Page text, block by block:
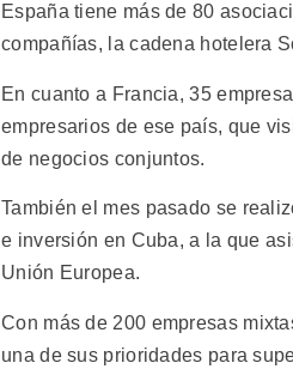
España tiene más de 80
compañías, la cadena hotelera
En cuanto a Francia, 35
empresarios de ese país, que
de negocios conjuntos.
También el mes pasado se
e inversión en Cuba, a la que
Unión Europea.
Con más de 200 empresas
una de sus prioridades para